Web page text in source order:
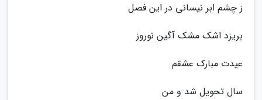
ز چشم ابر نیسانی در این فصل
بریزد اشک مشک آگین نوروز
عیدت مبارک عشقم
سال تحویل شد و من